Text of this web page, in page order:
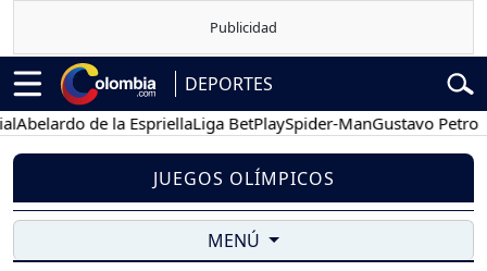
DEPORTES
de la EspriellaLiga BetPlaySpider-ManGustavo Petro
JUEGOS OLÍMPICOS
MENÚ